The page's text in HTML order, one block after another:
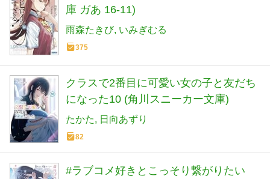
庫 ガあ 16-11)
雨森たきび いみぎむる
375
クラスで2番目に可愛い女の子と友だち
になった10 (角川スニーカー文庫)
たかた 日向あずり
82
#ラブコメ好きとこっそり繋がりたい